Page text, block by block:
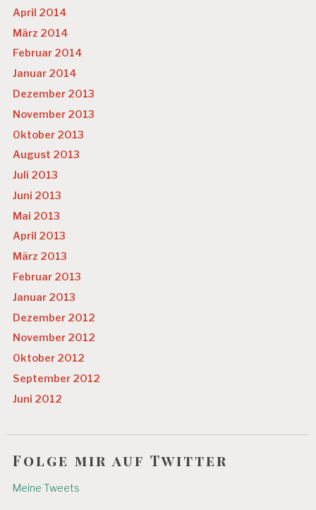
April 2014
März 2014
Februar 2014
Januar 2014
Dezember 2013
November 2013
Oktober 2013
August 2013
Juli 2013
Juni 2013
Mai 2013
April 2013
März 2013
Februar 2013
Januar 2013
Dezember 2012
November 2012
Oktober 2012
September 2012
Juni 2012
Folge mir auf Twitter
Meine Tweets